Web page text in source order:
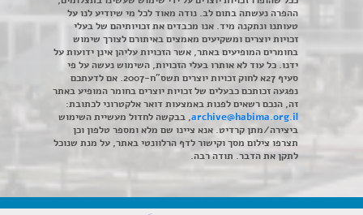
ההפרה נעשתה בתום לב. נודה מאוד לכל מי שיודיע לנו על
טעותנו ונתקנה מיד. אנו מכבדים את זכויותיהם של בעלי
זכויות יוצרים ומשקיעים מאמצים באיתורם לצורך שימוש
בחומרים המופיעים באתר, אשר הזכויות עליהן אינן ידועות על
ידנו. כל עוד לא אותרו בעלי הזכויות, השימוש נעשה על פי
סעיף 27א לחוק זכויות יוצרים תשס"ח-2007. אם לדעתכם
נפגעה זכותכם כבעלים של זכויות יוצרים בחומר המופיע באתר
זה, הנכם רשאים לפנות באמצעות דואר אלקטרוני לכתובת:
archive@habima.org.il, בבקשה לחדול מעשיית השימוש
ביצירה/מתן קרדיט. אנא ציינו שם מלא ומספר טלפון וכן
תצרפו צילום מסך וקישור לדף הרלוונטי באתר, על מנת שנוכל
לתקן את הדבר. תודה רבה.